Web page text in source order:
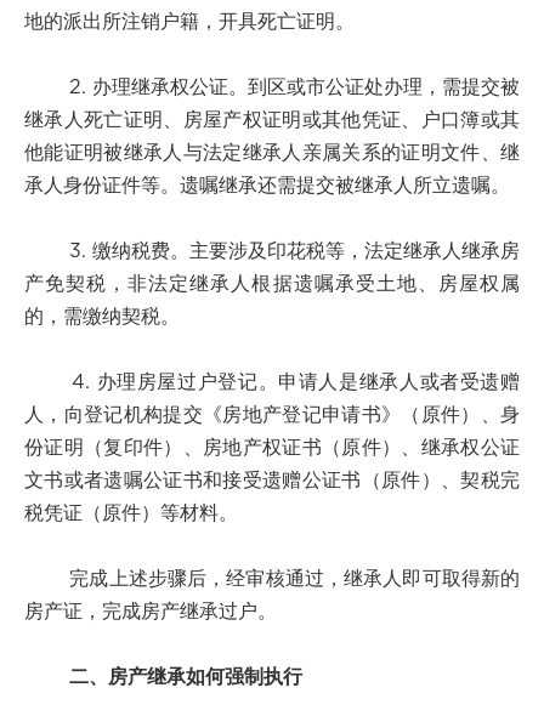
地的派出所注销户籍，开具死亡证明。
2. 办理继承权公证。到区或市公证处办理，需提交被
继承人死亡证明、房屋产权证明或其他凭证、户口簿或其
他能证明被继承人与法定继承人亲属关系的证明文件、继
承人身份证件等。遗嘱继承还需提交被继承人所立遗嘱。
3. 缴纳税费。主要涉及印花税等，法定继承人继承房
产免契税，非法定继承人根据遗嘱承受土地、房屋权属
的，需缴纳契税。
4. 办理房屋过户登记。申请人是继承人或者受遗赠
人，向登记机构提交《房地产登记申请书》（原件）、身
份证明（复印件）、房地产权证书（原件）、继承权公证
文书或者遗嘱公证书和接受遗赠公证书（原件）、契税完
税凭证（原件）等材料。
完成上述步骤后，经审核通过，继承人即可取得新的
房产证，完成房产继承过户。
二、房产继承如何强制执行